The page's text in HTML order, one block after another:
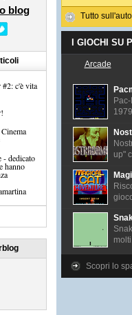
blog
c'è vita
- dedicato
hanno
Tutto
I GIOCHI SU
Arcade
up"
Scopri lo